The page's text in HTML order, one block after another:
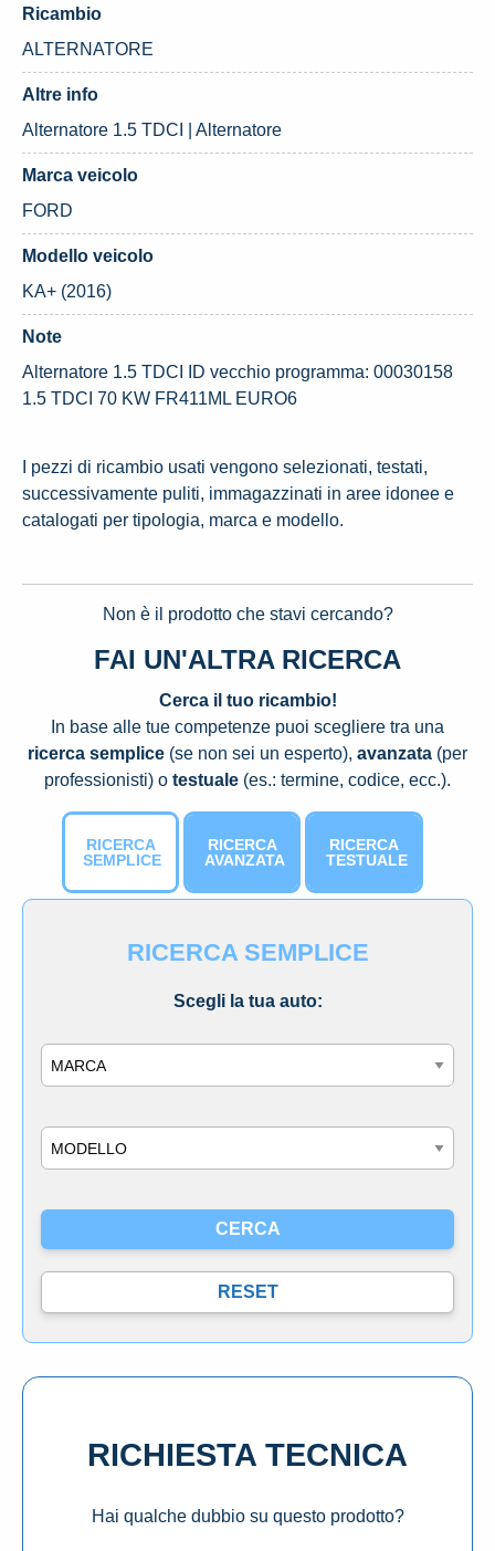
Ricambio
ALTERNATORE
Altre info
Alternatore 1.5 TDCI | Alternatore
Marca veicolo
FORD
Modello veicolo
KA+ (2016)
Note
Alternatore 1.5 TDCI ID vecchio programma: 00030158
1.5 TDCI 70 KW FR411ML EURO6
I pezzi di ricambio usati vengono selezionati, testati,
successivamente puliti, immagazzinati in aree idonee e
catalogati per tipologia, marca e modello.
Non è il prodotto che stavi cercando?
FAI UN'ALTRA RICERCA
Cerca il tuo ricambio!
In base alle tue competenze puoi scegliere tra una
ricerca semplice (se non sei un esperto), avanzata (per
professionisti) o testuale (es.: termine, codice, ecc.).
RICERCA
SEMPLICE
RICERCA
AVANZATA
RICERCA
TESTUALE
RICERCA SEMPLICE
Scegli la tua auto:
RICHIESTA TECNICA
Hai qualche dubbio su questo prodotto?